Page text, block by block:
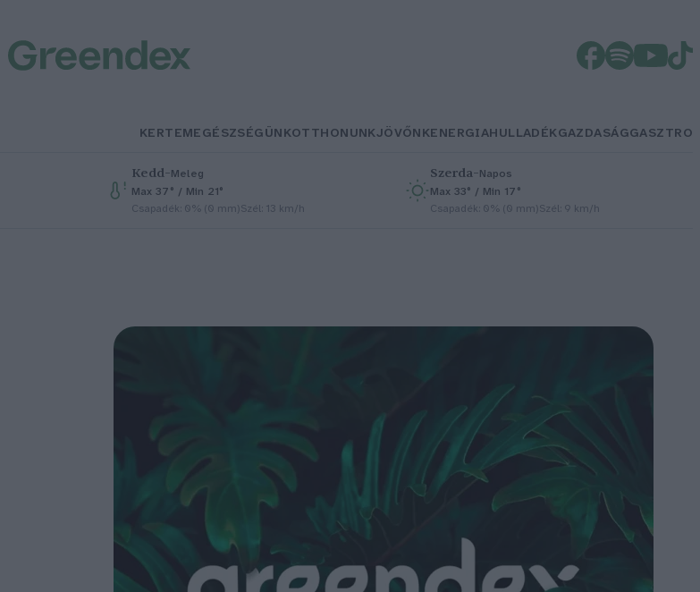
KERTEMEGÉSZSÉGÜNKOTTHONUNKJÖVŐNKENERGIAHULLADÉKGAZDASÁGGASZTRO
Kedd–Meleg
Max 37° / Min 21°
Csapadék: 0% (0 mm)Szél: 13 km/h
Szerda–Napos
Max 33° / Min 17°
Csapadék: 0% (0 mm)Szél: 9 km/h